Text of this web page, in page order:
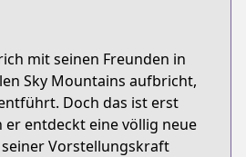
mit seinen Freunden in
Sky Mountains aufbricht,
Doch das ist erst
er entdeckt eine völlig neue
Vorstellungskraft